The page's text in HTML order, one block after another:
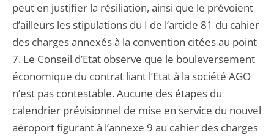
peut en justifier la résiliation, ainsi que le prévoient
d’ailleurs les stipulations du I de l’article 81 du cahier
des charges annexés à la convention citées au point
7. Le Conseil d’Etat observe que le bouleversement
économique du contrat liant l’Etat à la société AGO
n’est pas contestable. Aucune des étapes du
calendrier prévisionnel de mise en service du nouvel
aéroport figurant à l’annexe 9 au cahier des charges